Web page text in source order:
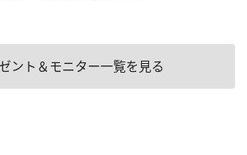
ント＆モニター一覧を見る